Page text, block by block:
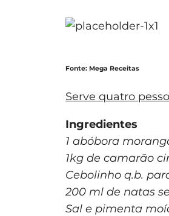
Fonte: Mega Receitas
Serve quatro
Ingredientes
1 abóbora
1kg de camarão
Cebolinho q.b.
200 ml de natas
Sal e pimenta